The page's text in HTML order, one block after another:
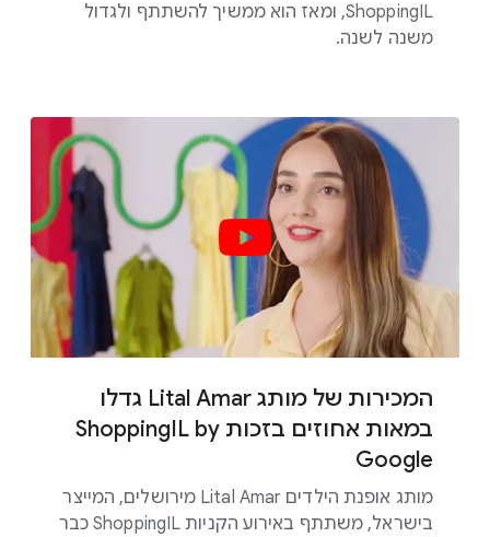
ShoppingIL, ומאז הוא ממשיך להשתתף ולגדול
משנה לשנה.
המכירות של מותג Lital Amar גדלו
במאות אחוזים בזכות ShoppingIL by
Google
מותג אופנת הילדים Lital Amar מירושלים, המייצר
בישראל, משתתף באירוע הקניות ShoppingIL כבר